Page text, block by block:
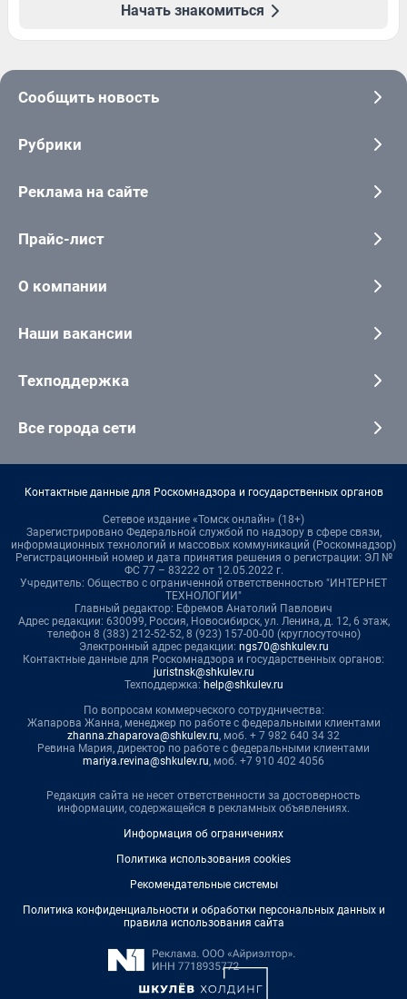
Начать знакомиться
Сообщить новость
Рубрики
Реклама на сайте
Прайс-лист
О компании
Наши вакансии
Техподдержка
Все города сети
Контактные данные для Роскомнадзора и государственных органов
Сетевое издание «Томск онлайн» (18+)
Зарегистрировано Федеральной службой по надзору в сфере связи,
информационных технологий и массовых коммуникаций (Роскомнадзор)
Регистрационный номер и дата принятия решения о регистрации: ЭЛ №
ФС 77 – 83222 от 12.05.2022 г.
Учредитель: Общество с ограниченной ответственностью "ИНТЕРНЕТ
ТЕХНОЛОГИИ"
Главный редактор: Ефремов Анатолий Павлович
Адрес редакции: 630099, Россия, Новосибирск, ул. Ленина, д. 12, 6 этаж,
телефон 8 (383) 212-52-52, 8 (923) 157-00-00 (круглосуточно)
Электронный адрес редакции: ngs70@shkulev.ru
Контактные данные для Роскомнадзора и государственных органов:
juristnsk@shkulev.ru
Техподдержка: help@shkulev.ru
По вопросам коммерческого сотрудничества:
Жапарова Жанна, менеджер по работе с федеральными клиентами
zhanna.zhaparova@shkulev.ru, моб. + 7 982 640 34 32
Ревина Мария, директор по работе с федеральными клиентами
mariya.revina@shkulev.ru, моб. +7 910 402 4056
Редакция сайта не несет ответственности за достоверность
информации, содержащейся в рекламных объявлениях.
Информация об ограничениях
Политика использования cookies
Рекомендательные системы
Политика конфиденциальности и обработки персональных данных и
правила использования сайта